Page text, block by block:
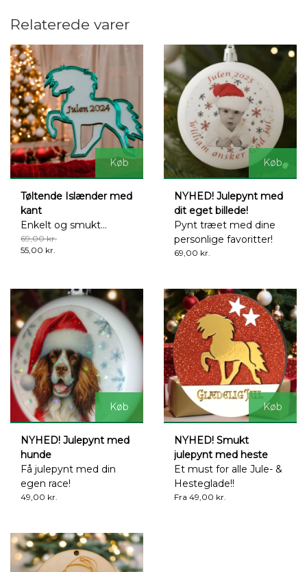
Relaterede varer
Køb
Tøltende Islænder med
kant
Enkelt og smukt...
69,00 kr.
55,00 kr.
Køb
NYHED! Julepynt med
dit eget billede!
Pynt træet med dine
personlige favoritter!
69,00 kr.
Køb
NYHED! Julepynt med
hunde
Få julepynt med din
egen race!
49,00 kr.
Køb
NYHED! Smukt
julepynt med heste
Et must for alle Jule- &
Hesteglade!!
Fra 49,00 kr.